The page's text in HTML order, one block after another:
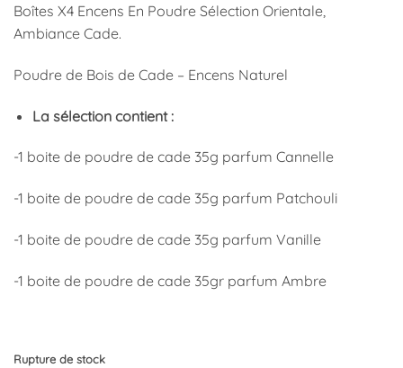
Boîtes X4 Encens En Poudre Sélection Orientale,
Ambiance Cade.
Poudre de Bois de Cade – Encens Naturel
La sélection contient :
-1 boite de poudre de cade 35g parfum Cannelle
-1 boite de poudre de cade 35g parfum Patchouli
-1 boite de poudre de cade 35g parfum Vanille
-1 boite de poudre de cade 35gr parfum Ambre
Rupture de stock